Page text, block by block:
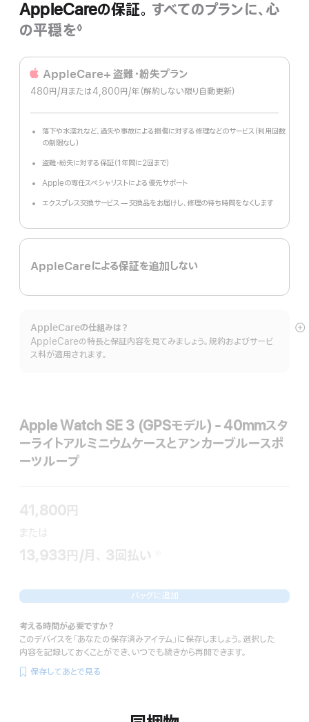
AppleCareの保証。 すべてのプランに、心
の平穏を
注
◊
AppleCare+ 盗難・紛失プラン
480円/月per
または4,800円/年年
（解約しない限り自動更新）
落下や水濡れなど、過失や事故による損傷に対する修理などのサービス（利用回数
の制限なし）
盗難・紛失に対する保証（1年間に2回まで）
Appleの専任スペシャリストによる優先サポート
エクスプレス交換サービス — 交換品をお届けし、修理の待ち時間をなくします
AppleCareによる保証を追加しない
AppleCareの仕組みは？
AppleCareの特長と保証内容を見てみましょう。規約およびサービ
ス料が適用されます。
詳
Apple Watch SE 3 (GPSモデル) - 40mmスタ
ーライトアルミニウムケースとアンカーブルースポ
ーツループ
41,800円
ま た は
13,933円 /月、 月
3 回払い 支払い回数
（二重短剣符の脚注）
※
バッグに追加
考える時間が必要ですか？
このデバイスを「あなたの保存済みアイテム」に保存しましょう。選択した
内容を記録しておくことができ、いつでも続きから再開できます。
保存してあとで見る